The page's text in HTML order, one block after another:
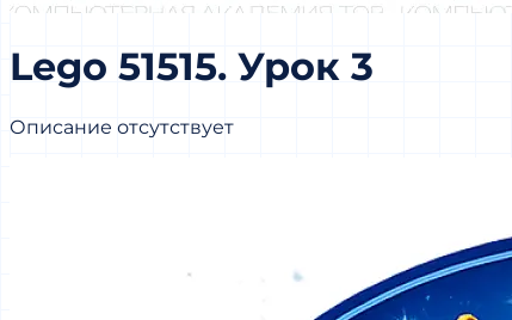
Lego 51515. Урок 3
Описание отсутствует